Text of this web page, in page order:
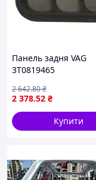
Панель задня VAG
3T0819465
2 378.52 ₴
2 642.80₴
Купити